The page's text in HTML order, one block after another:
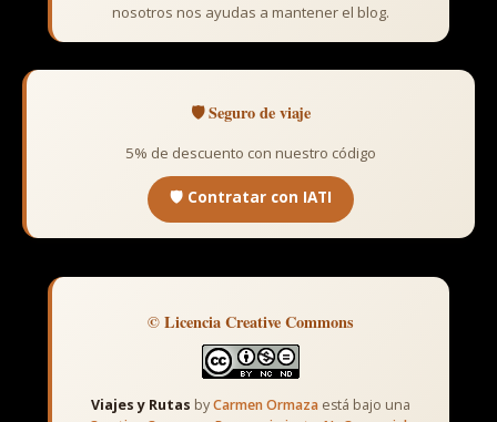
nosotros nos ayudas a mantener el blog.
🛡️ Seguro de viaje
5% de descuento con nuestro código
🛡️ Contratar con IATI
© Licencia Creative Commons
Viajes y Rutas byCarmen Ormazaestá bajo una